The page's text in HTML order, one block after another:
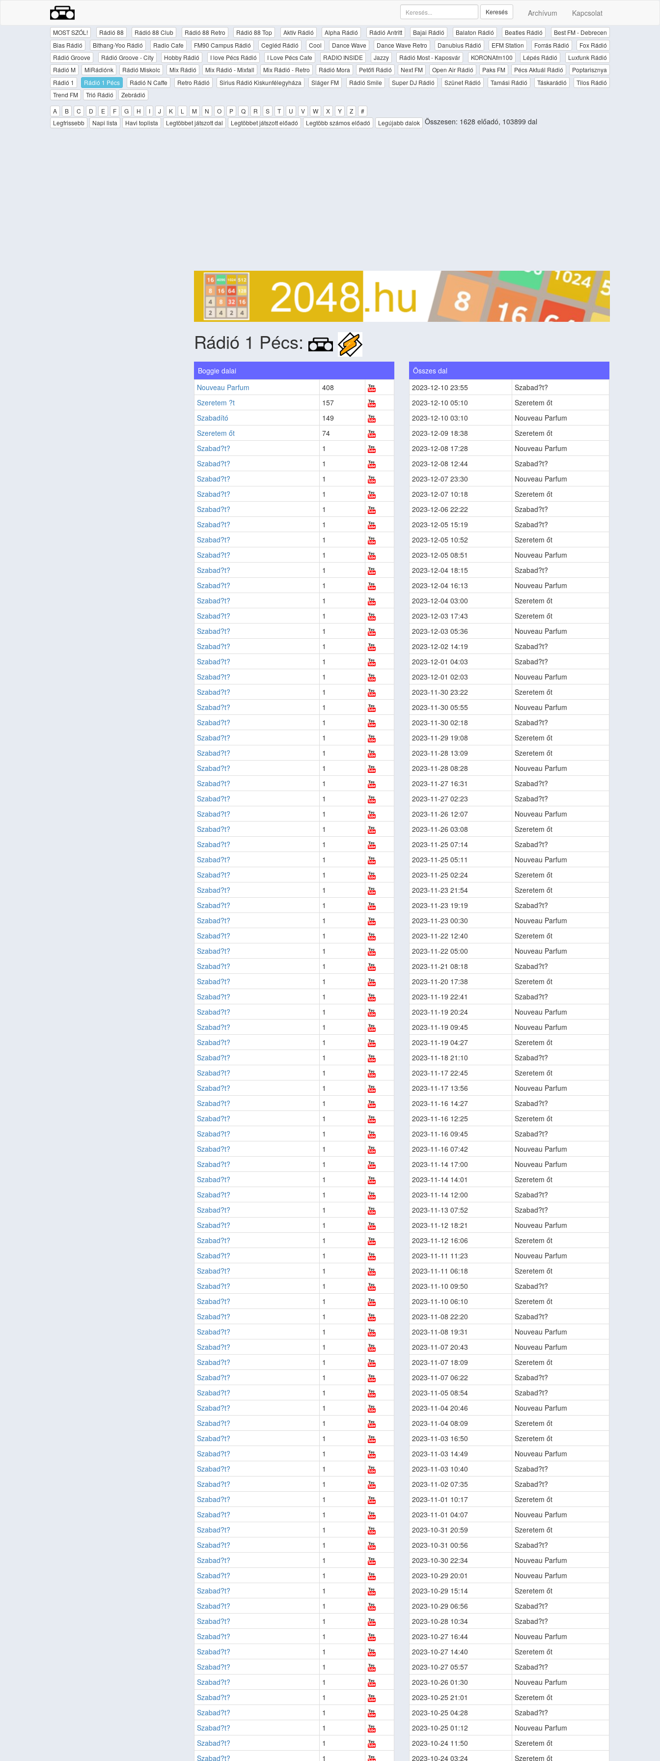
Archívum Kapcsolat
Keresés
MOST SZÓL! Rádió 88 Rádió 88 Club Rádió 88 Retro Rádió 88 Top Aktív Rádió Alpha Rádió Rádió Antritt Bajai Rádió Balaton Rádió Beatles Rádió
Best FM - Debrecen
Bias Rádió
Bithang-Yoo Rádió Radio Cafe FM90 Campus Rádió Cegléd Rádió Cool Dance Wave Dance Wave Retro Danubius Rádió EFM Station Forrás Rádió
Fox Rádió
Rádió Groove
Rádió Groove - City Hobby Rádió I love Pécs Rádió I Love Pécs Cafe RADIO INSIDE Jazzy Rádió Most - Kaposvár KORONAfm100 Lépés Rádió
Luxfunk Rádió
Rádió M
MiRádiónk Rádió Miskolc Mix Rádió Mix Rádió - Mixfall Mix Rádió - Retro Rádió Mora Petőfi Rádió Next FM Open Air Rádió Paks FM Pécs Aktuál Rádió
Poptarisznya
Rádió 1
Rádió 1 Pécs Rádió N Caffe Retro Rádió Sirius Rádió Kiskunfélegyháza Sláger FM Rádió Smile Super DJ Rádió Szünet Rádió Tamási Rádió Táskarádió
Tilos Rádió
Trend FM
Trió Rádió
Zebrádió
A
B C D E F G H I J K L M N O P Q R S T U V W X Y Z
#
Legfrissebb
Napi lista Havi toplista Legtöbbet játszott dal Legtöbbet játszott előadó Legtöbb számos előadó Legújabb dalok Összesen: 1628 előadó, 103899 dal
Rádió 1 Pécs:
Boggie dalai
Nouveau Parfum
408
Szeretem ?t
157
Szabadító
149
Szeretem őt
74
Szabad?t?
1
Szabad?t?
1
Szabad?t?
1
Szabad?t?
1
Szabad?t?
1
Szabad?t?
1
Szabad?t?
1
Szabad?t?
1
Szabad?t?
1
Szabad?t?
1
Szabad?t?
1
Szabad?t?
1
Szabad?t?
1
Szabad?t?
1
Szabad?t?
1
Szabad?t?
1
Szabad?t?
1
Szabad?t?
1
Szabad?t?
1
Szabad?t?
1
Szabad?t?
1
Szabad?t?
1
Szabad?t?
1
Szabad?t?
1
Szabad?t?
1
Szabad?t?
1
Szabad?t?
1
Szabad?t?
1
Szabad?t?
1
Szabad?t?
1
Szabad?t?
1
Szabad?t?
1
Szabad?t?
1
Szabad?t?
1
Szabad?t?
1
Szabad?t?
1
Szabad?t?
1
Szabad?t?
1
Szabad?t?
1
Szabad?t?
1
Szabad?t?
1
Szabad?t?
1
Szabad?t?
1
Szabad?t?
1
Szabad?t?
1
Szabad?t?
1
Szabad?t?
1
Szabad?t?
1
Szabad?t?
1
Szabad?t?
1
Szabad?t?
1
Szabad?t?
1
Szabad?t?
1
Szabad?t?
1
Szabad?t?
1
Szabad?t?
1
Szabad?t?
1
Szabad?t?
1
Szabad?t?
1
Szabad?t?
1
Szabad?t?
1
Szabad?t?
1
Szabad?t?
1
Szabad?t?
1
Szabad?t?
1
Szabad?t?
1
Szabad?t?
1
Szabad?t?
1
Szabad?t?
1
Szabad?t?
1
Szabad?t?
1
Szabad?t?
1
Szabad?t?
1
Szabad?t?
1
Szabad?t?
1
Szabad?t?
1
Szabad?t?
1
Szabad?t?
1
Szabad?t?
1
Szabad?t?
1
Szabad?t?
1
Szabad?t?
1
Szabad?t?
1
Szabad?t?
1
Szabad?t?
1
Szabad?t?
1
Szabad?t?
1
Összes dal
2023-12-10 23:55
Szabad?t?
2023-12-10 05:10
Szeretem őt
2023-12-10 03:10
Nouveau Parfum
2023-12-09 18:38
Szeretem őt
2023-12-08 17:28
Nouveau Parfum
2023-12-08 12:44
Szabad?t?
2023-12-07 23:30
Nouveau Parfum
2023-12-07 10:18
Szeretem őt
2023-12-06 22:22
Szabad?t?
2023-12-05 15:19
Szabad?t?
2023-12-05 10:52
Szeretem őt
2023-12-05 08:51
Nouveau Parfum
2023-12-04 18:15
Szabad?t?
2023-12-04 16:13
Nouveau Parfum
2023-12-04 03:00
Szeretem őt
2023-12-03 17:43
Szeretem őt
2023-12-03 05:36
Nouveau Parfum
2023-12-02 14:19
Szabad?t?
2023-12-01 04:03
Szabad?t?
2023-12-01 02:03
Nouveau Parfum
2023-11-30 23:22
Szeretem őt
2023-11-30 05:55
Nouveau Parfum
2023-11-30 02:18
Szabad?t?
2023-11-29 19:08
Szeretem őt
2023-11-28 13:09
Szeretem őt
2023-11-28 08:28
Nouveau Parfum
2023-11-27 16:31
Szabad?t?
2023-11-27 02:23
Szabad?t?
2023-11-26 12:07
Nouveau Parfum
2023-11-26 03:08
Szeretem őt
2023-11-25 07:14
Szabad?t?
2023-11-25 05:11
Nouveau Parfum
2023-11-25 02:24
Szeretem őt
2023-11-23 21:54
Szeretem őt
2023-11-23 19:19
Szabad?t?
2023-11-23 00:30
Nouveau Parfum
2023-11-22 12:40
Szeretem őt
2023-11-22 05:00
Nouveau Parfum
2023-11-21 08:18
Szabad?t?
2023-11-20 17:38
Szeretem őt
2023-11-19 22:41
Szabad?t?
2023-11-19 20:24
Nouveau Parfum
2023-11-19 09:45
Nouveau Parfum
2023-11-19 04:27
Szeretem őt
2023-11-18 21:10
Szabad?t?
2023-11-17 22:45
Szeretem őt
2023-11-17 13:56
Nouveau Parfum
2023-11-16 14:27
Szabad?t?
2023-11-16 12:25
Szeretem őt
2023-11-16 09:45
Szabad?t?
2023-11-16 07:42
Nouveau Parfum
2023-11-14 17:00
Nouveau Parfum
2023-11-14 14:01
Szeretem őt
2023-11-14 12:00
Szabad?t?
2023-11-13 07:52
Szabad?t?
2023-11-12 18:21
Nouveau Parfum
2023-11-12 16:06
Szeretem őt
2023-11-11 11:23
Nouveau Parfum
2023-11-11 06:18
Szeretem őt
2023-11-10 09:50
Szabad?t?
2023-11-10 06:10
Szeretem őt
2023-11-08 22:20
Szabad?t?
2023-11-08 19:31
Nouveau Parfum
2023-11-07 20:43
Nouveau Parfum
2023-11-07 18:09
Szeretem őt
2023-11-07 06:22
Szabad?t?
2023-11-05 08:54
Szabad?t?
2023-11-04 20:46
Nouveau Parfum
2023-11-04 08:09
Szeretem őt
2023-11-03 16:50
Szeretem őt
2023-11-03 14:49
Nouveau Parfum
2023-11-03 10:40
Szabad?t?
2023-11-02 07:35
Szabad?t?
2023-11-01 10:17
Szeretem őt
2023-11-01 04:07
Nouveau Parfum
2023-10-31 20:59
Szeretem őt
2023-10-31 00:56
Szabad?t?
2023-10-30 22:34
Nouveau Parfum
2023-10-29 20:01
Nouveau Parfum
2023-10-29 15:14
Szeretem őt
2023-10-29 06:56
Szabad?t?
2023-10-28 10:34
Szabad?t?
2023-10-27 16:44
Nouveau Parfum
2023-10-27 14:40
Szeretem őt
2023-10-27 05:57
Szabad?t?
2023-10-26 01:30
Nouveau Parfum
2023-10-25 21:01
Szeretem őt
2023-10-25 04:28
Szabad?t?
2023-10-25 01:12
Nouveau Parfum
2023-10-24 11:50
Szeretem őt
2023-10-24 03:24
Szeretem őt